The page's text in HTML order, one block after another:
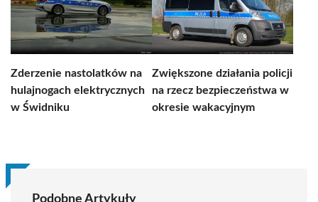
Zderzenie nastolatków na
hulajnogach elektrycznych
w Świdniku
Zwiększone działania policji
na rzecz bezpieczeństwa w
okresie wakacyjnym
Podobne Artykuły